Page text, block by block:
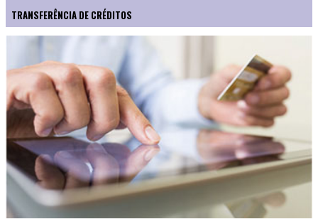
TRANSFERÊNCIA DE CRÉDITOS